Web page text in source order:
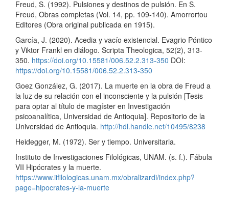
Freud, S. (1992). Pulsiones y destinos de pulsión. En S.
Freud, Obras completas (Vol. 14, pp. 109-140). Amorrortou
Editores (Obra original publicada en 1915).
García, J. (2020). Acedia y vacío existencial. Evagrio Póntico
y Viktor Frankl en diálogo. Scripta Theologica, 52(2), 313-
350. https://doi.org/10.15581/006.52.2.313-350 DOI:
https://doi.org/10.15581/006.52.2.313-350
Goez González, G. (2017). La muerte en la obra de Freud a
la luz de su relación con el inconsciente y la pulsión [Tesis
para optar al título de magíster en Investigación
psicoanalítica, Universidad de Antioquia]. Repositorio de la
Universidad de Antioquia. http://hdl.handle.net/10495/8238
Heidegger, M. (1972). Ser y tiempo. Universitaria.
Instituto de Investigaciones Filológicas, UNAM. (s. f.). Fábula
VII Hipócrates y la muerte.
https://www.iifilologicas.unam.mx/obralizardi/index.php?
page=hipocrates-y-la-muerte